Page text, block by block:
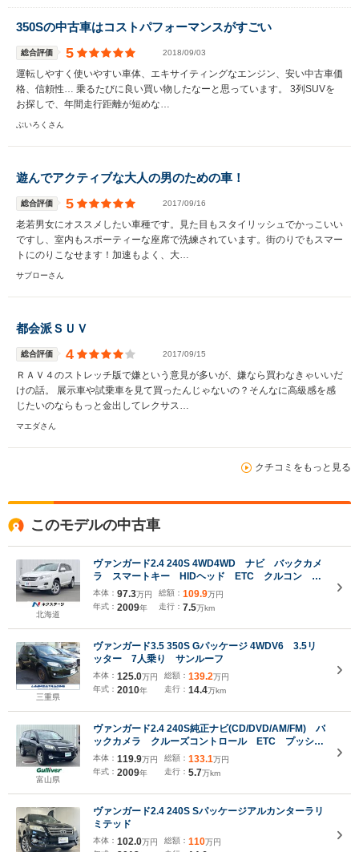
350Sの中古車はコストパフォーマンスがすごい
総合評価 5 2018/09/03
運転しやすく使いやすい車体、エキサイティングなエンジン、安い中古車価
格、信頼性… 乗るたびに良い買い物したなーと思っています。 3列SUVを
お探しで、年間走行距離が短めな…
ぶいろくさん
遊んでアクティブな大人の男のための車！
総合評価 5 2017/09/16
老若男女にオススメしたい車種です。見た目もスタイリッシュでかっこいい
ですし、室内もスポーティーな座席で洗練されています。街のりでもスマー
トにのりこなせます！加速もよく、大…
サブローさん
都会派ＳＵＶ
総合評価 4 2017/09/15
ＲＡＶ４のストレッチ版で嫌という意見が多いが、嫌なら買わなきゃいいだ
けの話。 展示車や試乗車を見て買ったんじゃないの？そんなに高級感を感
じたいのならもっと金出してレクサス…
マエダさん
クチコミをもっと見る
このモデルの中古車
北海道
ヴァンガード2.4 240S 4WD4WD ナビ バックカメ
ラ スマートキー HIDヘッド ETC クルコン 純
正17インチアルミ オートライト デュアルエアコ
ン Bluetooth CD DVD再生 フルセグ
本体： 97.3万円
年式： 2009年
総額： 109.9万円
走行： 7.5万km
三重県
ヴァンガード3.5 350S Gパッケージ 4WDV6 3.5リ
ッター 7人乗り サンルーフ
本体： 125.0万円
年式： 2010年
総額： 139.2万円
走行： 14.4万km
富山県
ヴァンガード2.4 240S純正ナビ(CD/DVD/AM/FM) バ
ックカメラ クルーズコントロール ETC プッシュ
スタート ドアバイザー
本体： 119.9万円
年式： 2009年
総額： 133.1万円
走行： 5.7万km
ヴァンガード2.4 240S Sパッケージアルカンターラリ
ミテッド
本体： 102.0万円
総額： 110万円